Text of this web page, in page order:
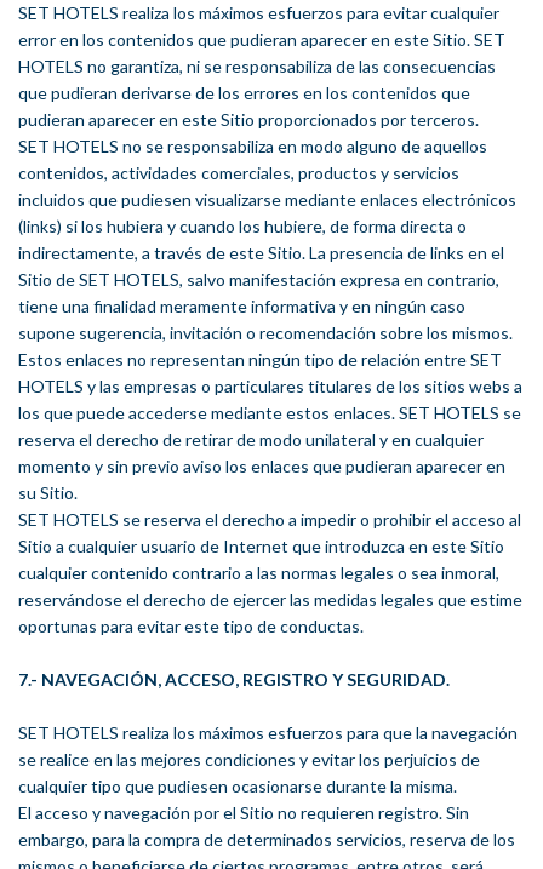
SET HOTELS realiza los máximos esfuerzos para evitar cualquier
error en los contenidos que pudieran aparecer en este Sitio. SET
HOTELS no garantiza, ni se responsabiliza de las consecuencias
que pudieran derivarse de los errores en los contenidos que
pudieran aparecer en este Sitio proporcionados por terceros.
SET HOTELS no se responsabiliza en modo alguno de aquellos
contenidos, actividades comerciales, productos y servicios
incluidos que pudiesen visualizarse mediante enlaces electrónicos
(links) si los hubiera y cuando los hubiere, de forma directa o
indirectamente, a través de este Sitio. La presencia de links en el
Sitio de SET HOTELS, salvo manifestación expresa en contrario,
tiene una finalidad meramente informativa y en ningún caso
supone sugerencia, invitación o recomendación sobre los mismos.
Estos enlaces no representan ningún tipo de relación entre SET
HOTELS y las empresas o particulares titulares de los sitios webs a
los que puede accederse mediante estos enlaces. SET HOTELS se
reserva el derecho de retirar de modo unilateral y en cualquier
momento y sin previo aviso los enlaces que pudieran aparecer en
su Sitio.
SET HOTELS se reserva el derecho a impedir o prohibir el acceso al
Sitio a cualquier usuario de Internet que introduzca en este Sitio
cualquier contenido contrario a las normas legales o sea inmoral,
reservándose el derecho de ejercer las medidas legales que estime
oportunas para evitar este tipo de conductas.
7.- NAVEGACIÓN, ACCESO, REGISTRO Y SEGURIDAD.
SET HOTELS realiza los máximos esfuerzos para que la navegación
se realice en las mejores condiciones y evitar los perjuicios de
cualquier tipo que pudiesen ocasionarse durante la misma.
El acceso y navegación por el Sitio no requieren registro. Sin
embargo, para la compra de determinados servicios, reserva de los